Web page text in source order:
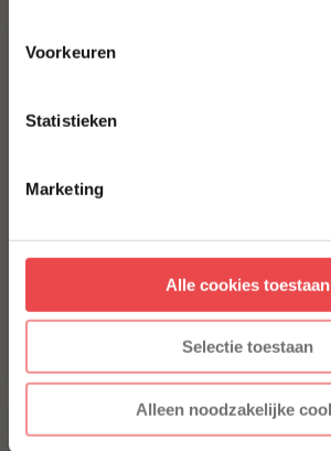
Voorkeuren
Statistieken
Marketing
Alle cookies toestaan
Selectie toestaan
Alleen noodzakelijke
Jalapeño cheddar worst
(41)
* Alleen voor nieuwe inschrijvers, korting niet
afgeprijsde producten.